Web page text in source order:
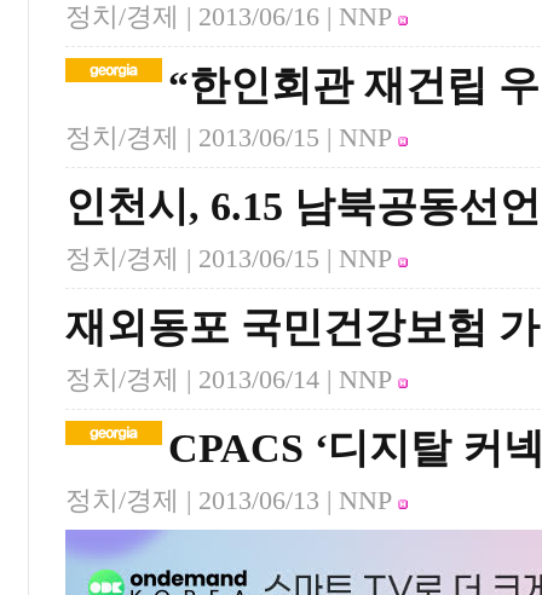
정치/경제 | 2013/06/16 | NNP
“한인회관 재건립
정치/경제 | 2013/06/15 | NNP
인천시, 6.15 남북공동선
정치/경제 | 2013/06/15 | NNP
재외동포 국민건강보험
정치/경제 | 2013/06/14 | NNP
CPACS ‘디지탈 커
정치/경제 | 2013/06/13 | NNP